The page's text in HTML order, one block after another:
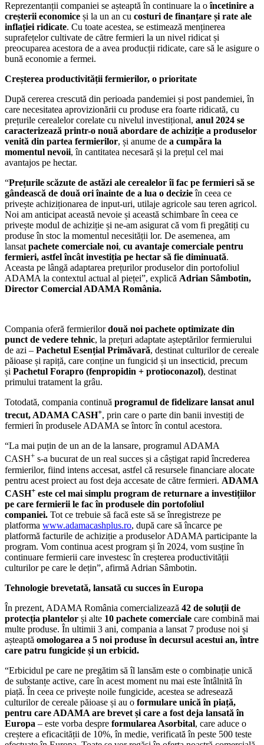
Reprezentanții companiei se așteaptă în continuare la oîncetinire a
creșterii economice și la un an cu costuri de finanțare și rate ale
inflației ridicate. Cu toate acestea, se estimează menținerea
suprafețelor cultivate de către fermieri la un nivel ridicat și
preocuparea acestora de a avea producții ridicate, care să le asigure o
bună economie a fermei.
Creșterea productivității fermierilor, o prioritate
După cererea crescută din perioada pandemiei și post pandemiei, în
care necesitatea aprovizionării cu produse era foarte ridicată, cu
prețurile cerealelor corelate cu nivelul investițional, anul 2024 se
caracterizează printr-o nouă abordare de achiziție a produselor
venită din partea fermierilor, și anume de a cumpăra la
momentul nevoii, în cantitatea necesară și la prețul cel mai
avantajos pe hectar.
“Prețurile scăzute de astăzi ale cerealelor îi fac pe fermieri să se
gândească de două ori înainte de a lua o decizieîn ceea ce
privește achiziționarea de input-uri, utilaje agricole sau teren agricol.
Noi am anticipat această nevoie și această schimbare în ceea ce
privește modul de achiziție și ne-am asigurat că vom fi pregătiți cu
produse în stoc la momentul necesității lor. De asemenea, am
lansat pachete comerciale noi, cu avantaje comerciale pentru
fermieri, astfel încât investiția pe hectar să fie diminuată.
Aceasta pe lângă adaptarea prețurilor produselor din portofoliul
ADAMA la contextul actual al pieței”, explică Adrian Sâmbotin,
Director Comercial ADAMA România.
Compania oferă fermierilordouă noi pachete optimizate din
punct de vedere tehnic, la prețuri adaptate așteptărilor fermierului
de azi – Pachetul Esențial Primăvară, destinat culturilor de cereale
păioase și rapiță, care conține un fungicid și un insecticid, precum
și Pachetul Forapro (fenpropidin + protioconazol), destinat
primului tratament la grâu.
Totodată, compania continuă programul de fidelizare lansat anul
trecut, ADAMA CASH+, prin care o parte din banii investiți de
fermieri în produsele ADAMA se întorc în contul acestora.
“La mai puțin de un an de la lansare, programul ADAMA
CASH+ s-a bucurat de un real succes și a câștigat rapid încrederea
fermierilor, fiind intens accesat, astfel că resursele financiare alocate
pentru acest proiect au fost deja accesate de către fermieri. ADAMA
CASH+ este cel mai simplu program de returnare a investițiilor
pe care fermierii le fac în produsele din portofoliul
companiei. Tot ce trebuie să facă este să se înregistreze pe
platforma www.adamacashplus.ro, după care să încarce pe
platformă facturile de achiziție a produselor ADAMA participante la
program. Vom continua acest program și în 2024, vom susține în
continuare fermierii care investesc în creșterea productivității
culturilor pe care le dețin”, afirmă Adrian Sâmbotin.
Tehnologie brevetată, lansată cu succes în Europa
În prezent, ADAMA România comercializează 42 de soluții de
protecția plantelor și alte 10 pachete comerciale care combină mai
multe produse. În ultimii 3 ani, compania a lansat 7 produse noi și
așteaptă omologarea a 5 noi produse în decursul acestui an, între
care patru fungicide și un erbicid.
“Erbicidul pe care ne pregătim să îl lansăm este o combinație unică
de substanțe active, care în acest moment nu mai este întâlnită în
piață. În ceea ce privește noile fungicide, acestea se adresează
culturilor de cereale păioase și au o formulare unică în piață,
pentru care ADAMA are brevet și care a fost deja lansată în
Europa – este vorba despre formularea Asorbital, care aduce o
creștere a eficacității de 10%, în medie, verificată în peste 500 teste